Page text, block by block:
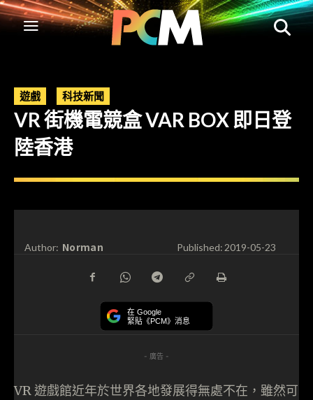
遊戲 科技新聞
VR 街機電競盒 VAR BOX 即日登
陸香港
Author: Norman Published:2019-05-23
在 Google
緊貼《PCM》消息
- 廣告 -
VR 遊戲館近年於世界各地發展得無處不在，雖然可